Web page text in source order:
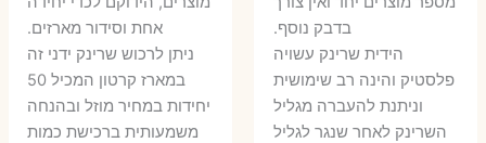
13 ₪.
בדבק נוסף.
הידית שרינק עשויה
פלסטיק והינה רב שימושית
וניתנת להעברה מגליל
השרינק לאחר שנגר לגליל
אחת וסידור מארזים.
ניתן לרכוש שרינק ידני זה
במארז קרטון המכיל 50
יחידות במחיר מוזל ובהנחה
משמעותית ברכישת כמות